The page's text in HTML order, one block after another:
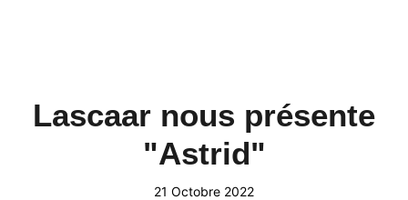
Lascaar nous présente
"Astrid"
21 Octobre 2022